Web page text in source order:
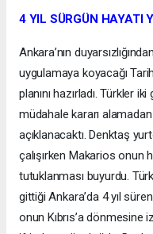
4 YIL SÜRGÜN HAYATI
Ankara’nın
uygulamaya koyacağı
planını hazırladı. Türkler
müdahale kararı alamadan
açıklanacaktı. Denktaş
çalışırken Makarios onun
tutuklanması buyurdu.
gittiği Ankara’da 4 yıl
onun Kıbrıs’a dönmesine